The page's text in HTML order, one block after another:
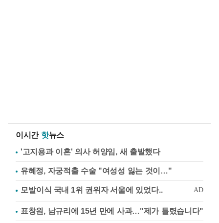
이시간 핫뉴스
'고지용과 이혼' 의사 허양임, 새 출발했다
유혜정, 자궁적출 수술 "여성성 잃는 것이…"
표창원, 남규리에 15년 만에 사과…"제가 틀렸습니다"